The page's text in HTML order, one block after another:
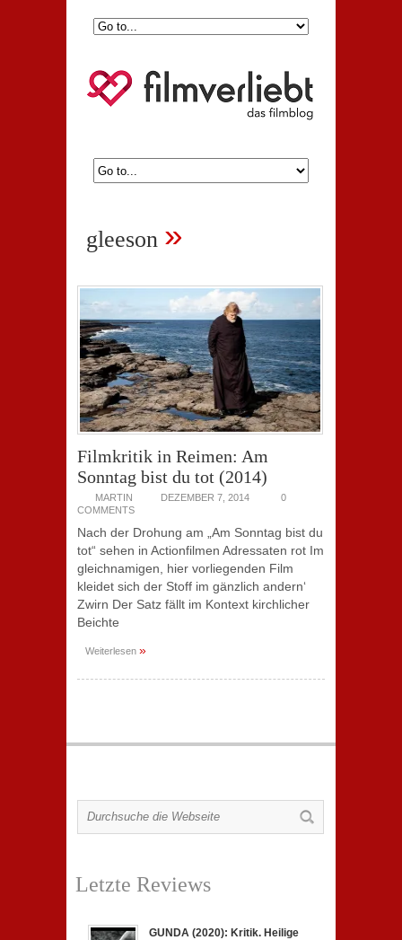
gleeson »
Filmkritik in Reimen: Am
Sonntag bist du tot (2014)
MARTIN DEZEMBER 7, 2014
0
COMMENTS
Nach der Drohung am „Am Sonntag bist du
tot“ sehen in Actionfilmen Adressaten rot Im
gleichnamigen, hier vorliegenden Film
kleidet sich der Stoff im gänzlich andern‘
Zwirn Der Satz fällt im Kontext kirchlicher
Beichte
Weiterlesen »
Letzte Reviews
GUNDA (2020): Kritik. Heilige